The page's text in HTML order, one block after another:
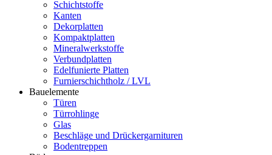
Schichtstoffe
Kanten
Dekorplatten
Kompaktplatten
Mineralwerkstoffe
Verbundplatten
Edelfunierte Platten
Furnierschichtholz / LVL
Bauelemente
Türen
Türrohlinge
Glas
Beschläge und Drückergarnituren
Bodentreppen